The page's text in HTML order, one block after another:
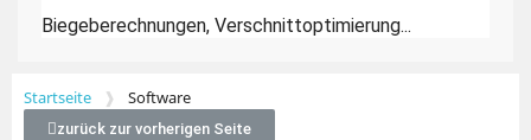
Biegeberechnungen, Verschnittoptimierung...
Startseite Software
zurück zur vorherigen Seite